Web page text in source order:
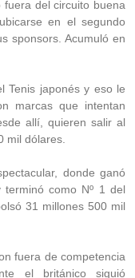
del circuito buena
en el segundo
sponsors. Acumuló en
Tenis japonés y eso le
marcas que intentan
allí, quieren salir al
mil dólares.
donde ganó
como Nº 1 del
31 millones 500 mil
fuera de competencia
el británico siguió